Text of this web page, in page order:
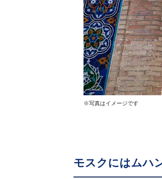
※写真はイメージです
モスクにはムハ